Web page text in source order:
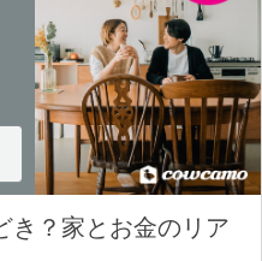
き？家とお金のリア